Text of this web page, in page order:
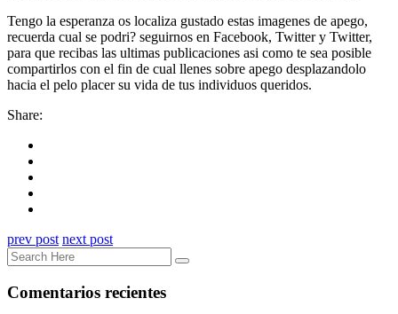
Tengo la esperanza os localiza gustado estas imagenes de apego,
recuerda cual se podri? seguirnos en Facebook, Twitter y Twitter,
para que recibas las ultimas publicaciones asi­ como te sea posible
compartirlos con el fin de cual llenes sobre apego desplazandolo
hacia el pelo placer su vida de tus individuos queridos.
Share:
prev post next post
Comentarios recientes